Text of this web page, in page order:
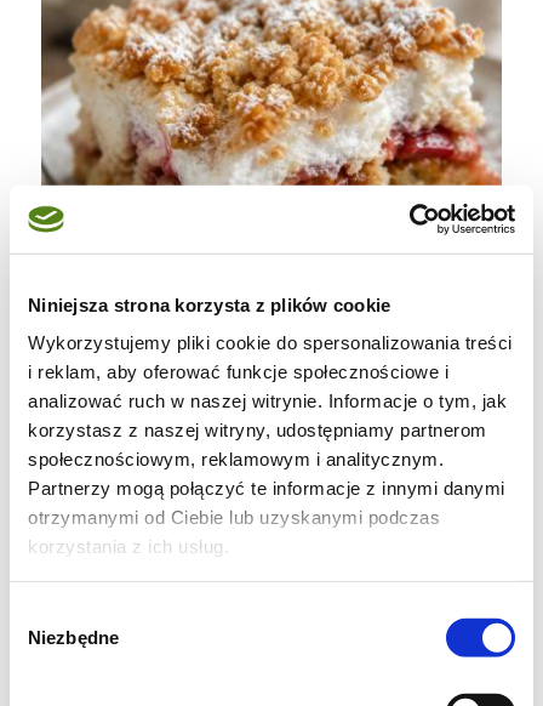
Niniejsza strona korzysta z plików cookie
Wykorzystujemy pliki cookie do spersonalizowania treści
i reklam, aby oferować funkcje społecznościowe i
analizować ruch w naszej witrynie. Informacje o tym, jak
korzystasz z naszej witryny, udostępniamy partnerom
społecznościowym, reklamowym i analitycznym.
Partnerzy mogą połączyć te informacje z innymi danymi
otrzymanymi od Ciebie lub uzyskanymi podczas
korzystania z ich usług.
zgody
Niezbędne
Składniki na kruche ciasto z
rabarbarem i chrupiącą bezą: